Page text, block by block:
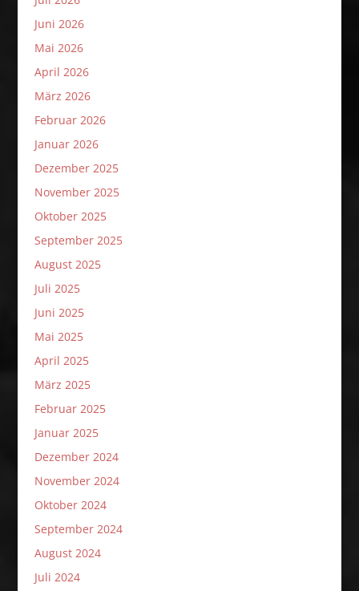
Juni 2026
Mai 2026
April 2026
März 2026
Februar 2026
Januar 2026
Dezember 2025
November 2025
Oktober 2025
September 2025
August 2025
Juli 2025
Juni 2025
Mai 2025
April 2025
März 2025
Februar 2025
Januar 2025
Dezember 2024
November 2024
Oktober 2024
September 2024
August 2024
Juli 2024